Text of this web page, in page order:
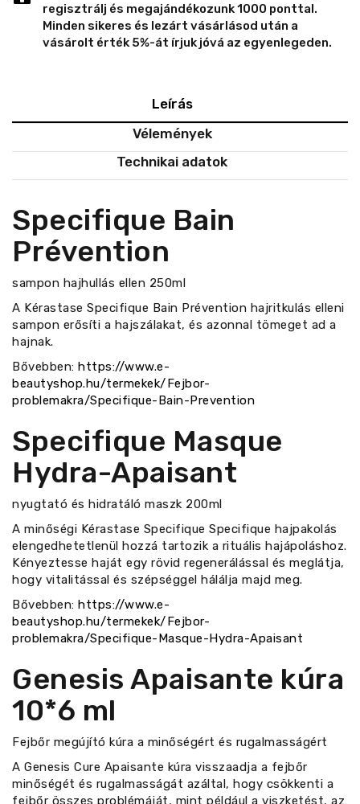
regisztrálj és megajándékozunk 1000 ponttal.
Minden sikeres és lezárt vásárlásod után a
vásárolt érték 5%-át írjuk jóvá az egyenlegeden.
Leírás
Vélemények
Technikai adatok
Specifique Bain
Prévention
sampon hajhullás ellen 250ml
A Kérastase Specifique Bain Prévention hajritkulás elleni
sampon erősíti a hajszálakat, és azonnal tömeget ad a
hajnak.
Bővebben: https://www.e-
beautyshop.hu/termekek/Fejbor-
problemakra/Specifique-Bain-Prevention
Specifique Masque
Hydra-Apaisant
nyugtató és hidratáló maszk 200ml
A minőségi Kérastase Specifique Specifique hajpakolás
elengedhetetlenül hozzá tartozik a rituális hajápoláshoz.
Kényeztesse haját egy rövid regenerálással és meglátja,
hogy vitalitással és szépséggel hálálja majd meg.
Bővebben: https://www.e-
beautyshop.hu/termekek/Fejbor-
problemakra/Specifique-Masque-Hydra-Apaisant
Genesis Apaisante kúra
10*6 ml
Fejbőr megújító kúra a minőségért és rugalmasságért
A Genesis Cure Apaisante kúra visszaadja a fejbőr
minőségét és rugalmasságát azáltal, hogy csökkenti a
fejbőr összes problémáját, mint például a viszketést, az